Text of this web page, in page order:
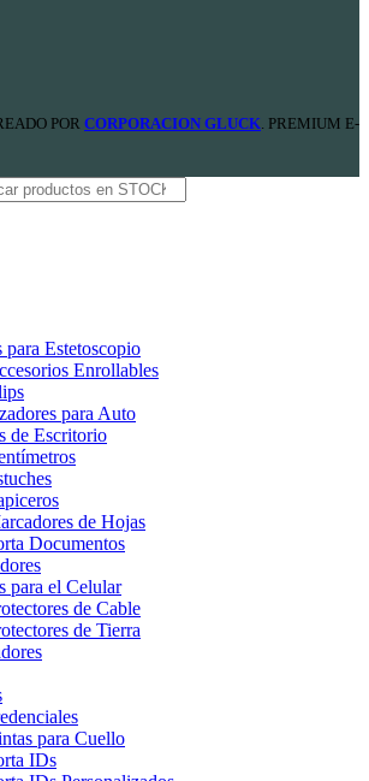
POR CORPORACION GLUCK . PREMIUM E-
para Estetoscopio
Enrollables
para Auto
de Escritorio
de Hojas
Documentos
para el Celular
de Cable
de Tierra
para Cuello
IDs